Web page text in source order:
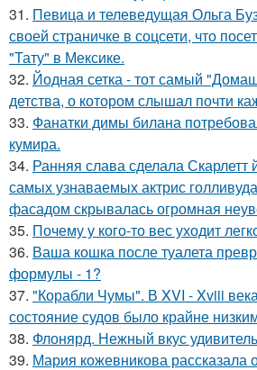
31. Певица и телеведущая Ольга
своей страничке в соцсети, что
"Тату" в Мексике.
32. Йодная сетка - тот самый
детства, о котором слышал почти
33. Фанатки димы билана
кумира.
34. Ранняя слава сделала Скарлетт
самых узнаваемых актрис
фасадом скрывалась огромная
35. Почему у кого-то вес уходит
36. Ваша кошка после туалета
формулы - 1?
37. "Корабли Чумы". В XVI - Xviii
состояние судов было крайне
38. Флонярд. Нежный вкус
39. Мария кожевникова рассказала